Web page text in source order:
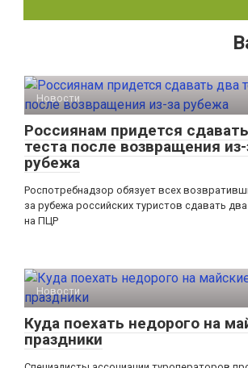
Новости
Россиянам придется
теста после возвращения из-
рубежа
Роспотребнадзор обязует всех
за рубежа российских туристов сдавать два
на ПЦР
Новости
Куда поехать недорого на
праздники